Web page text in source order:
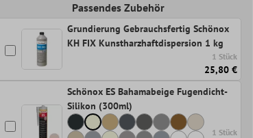
Passendes Zubehör
Grundierung Gebrauchsfertig Schönox
KH FIX Kunstharzhaftdispersion 1 kg
1 Stück
25,80 €
Schönox ES Bahamabeige Fugendicht-
Silikon (300ml)
1 Stück